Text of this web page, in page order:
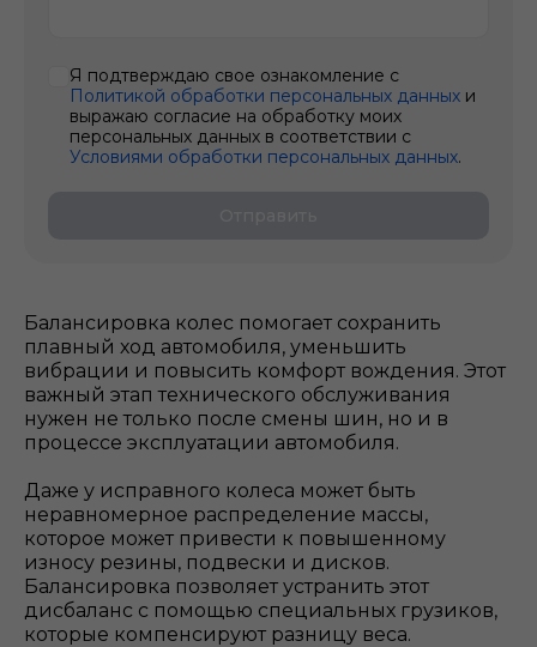
Балансировка колес помогает сохранить
плавный ход автомобиля, уменьшить
вибрации и повысить комфорт вождения. Этот
важный этап технического обслуживания
нужен не только после смены шин, но и в
процессе эксплуатации автомобиля.
Даже у исправного колеса может быть
неравномерное распределение массы,
которое может привести к повышенному
износу резины, подвески и дисков.
Балансировка позволяет устранить этот
дисбаланс с помощью специальных грузиков,
которые компенсируют разницу веса.
Я подтверждаю свое ознакомление с
Политикой обработки персональных данных и
выражаю согласие на обработку моих
персональных данных в соответствии с
Условиями обработки персональных данных.